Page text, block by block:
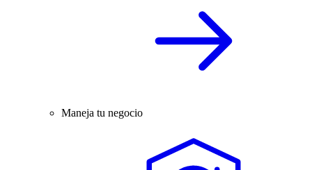
Maneja tu negocio